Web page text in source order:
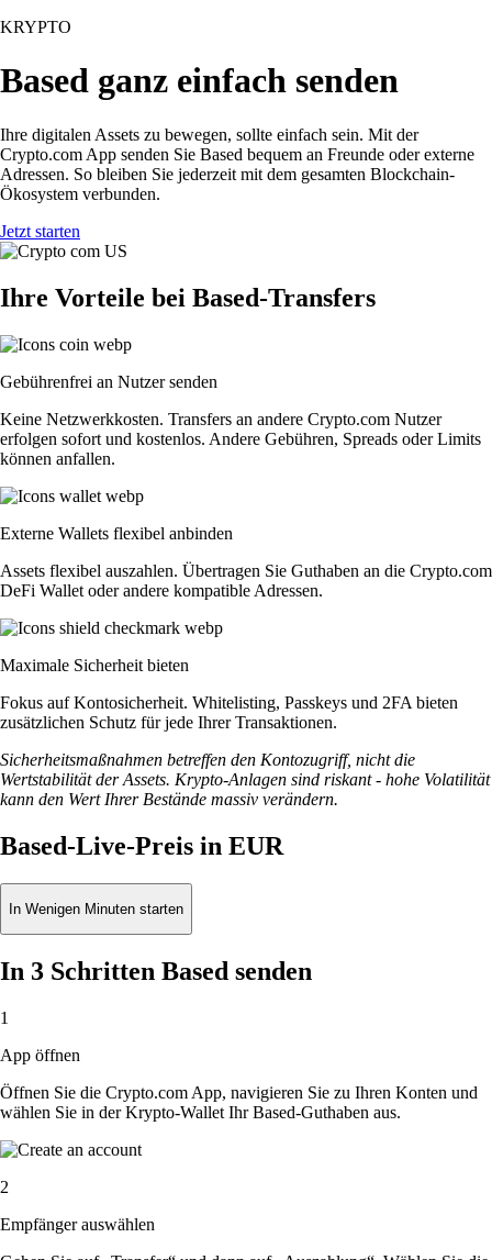
KRYPTO
Based ganz einfach senden
Ihre digitalen Assets zu bewegen, sollte einfach sein. Mit der
Crypto.com App senden Sie Based bequem an Freunde oder externe
Adressen. So bleiben Sie jederzeit mit dem gesamten Blockchain-
Ökosystem verbunden.
Jetzt starten
Ihre Vorteile bei Based-Transfers
Gebührenfrei an Nutzer senden
Keine Netzwerkkosten. Transfers an andere Crypto.com Nutzer
erfolgen sofort und kostenlos. Andere Gebühren, Spreads oder Limits
können anfallen.
Externe Wallets flexibel anbinden
Assets flexibel auszahlen. Übertragen Sie Guthaben an die Crypto.com
DeFi Wallet oder andere kompatible Adressen.
Maximale Sicherheit bieten
Fokus auf Kontosicherheit. Whitelisting, Passkeys und 2FA bieten
zusätzlichen Schutz für jede Ihrer Transaktionen.
Sicherheitsmaßnahmen betreffen den Kontozugriff, nicht die
Wertstabilität der Assets. Krypto-Anlagen sind riskant - hohe Volatilität
kann den Wert Ihrer Bestände massiv verändern.
Based-Live-Preis in EUR
In Wenigen Minuten starten
In 3 Schritten Based senden
1
App öffnen
Öffnen Sie die Crypto.com App, navigieren Sie zu Ihren Konten und
wählen Sie in der Krypto-Wallet Ihr Based-Guthaben aus.
2
Empfänger auswählen